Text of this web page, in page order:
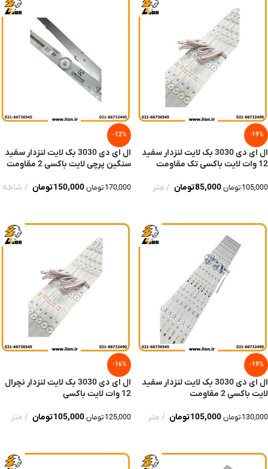
-19%
ال ای دی 3030 بک لایت لنزدار سفید
12 وات لایت باکسی تک مقاومت
105,000تومان85,000تومان متر
-12%
ال ای دی 3030 بک لایت لنزدار سفید
سنگین پرچی لایت باکسی 2 مقاومت
170,000تومان150,000تومان شاخه
-19%
ال ای دی 3030 بک لایت لنزدار سفید
لایت باکسی 2 مقاومت
130,000تومان105,000تومان متر
-16%
ال ای دی 3030 بک لایت لنزدار نچرال
12 وات لایت باکسی
125,000تومان105,000تومان متر